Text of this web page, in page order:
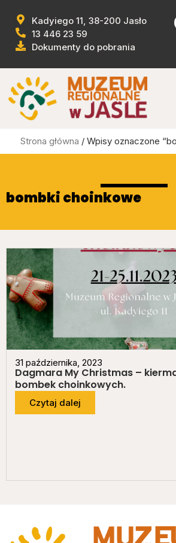
Kadyiego 11, 38-200 Jasło
13 446 23 59
Dokumenty do pobrania
Strona główna / Wpisy oznaczone
bombki choinkowe
31 października, 2023
Dagmara My Christmas –
bombek choinkowych.
Czytaj dalej